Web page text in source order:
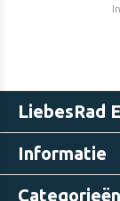
LiebesRad
Informatie
Categorieën